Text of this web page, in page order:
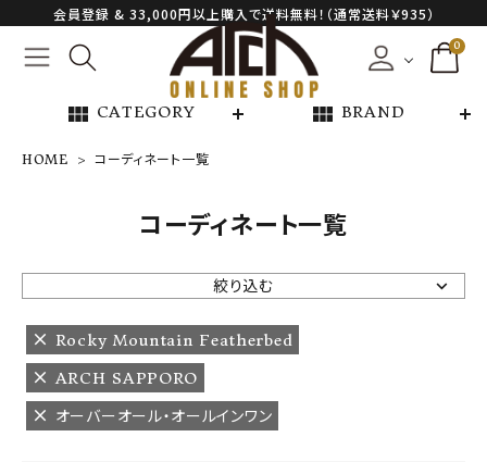
会員登録 & 33,000円以上購入で送料無料！（通常送料￥935）
0
view_module CATEGORY view_module BRAND
NEW ARRIVAL
ARCH EXCLUSIVE
BRAND
CATEGORY
HOME コーディネート一覧
コーディネート一覧
絞り込む
Rocky Mountain Featherbed
ARCH SAPPORO
オーバーオール・オールインワン